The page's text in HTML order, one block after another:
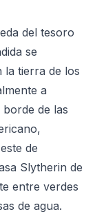
del tesoro
se
la tierra de los
a
de las
de
Slytherin de
entre verdes
de agua.